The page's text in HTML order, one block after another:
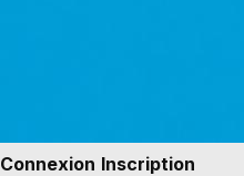
Connexion Inscription